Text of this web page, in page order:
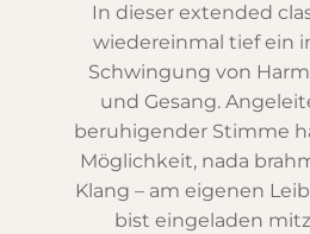
In dieser extended
wiedereinmal tief ein
Schwingung von
und Gesang.
beruhigender Stimme
Möglichkeit, nada
Klang – am eigenen
bist eingeladen